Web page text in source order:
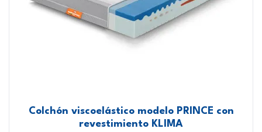
Colchón viscoelástico modelo PRINCE con
revestimiento KLIMA